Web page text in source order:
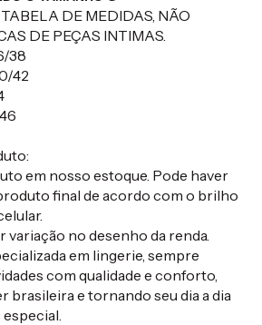
DE MEDIDAS, NÃO
DE PEÇAS INTIMAS.
38
42
em nosso estoque. Pode haver
final de acordo com o brilho
variação no desenho da renda.
em lingerie, sempre
com qualidade e conforto,
brasileira e tornando seu dia a dia